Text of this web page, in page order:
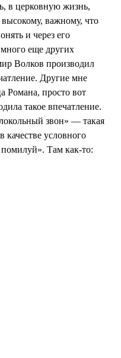
в церковную жизнь,
важному, что
и через его
еще других
Волков производил
Другие мне
Романа, просто вот
такое впечатление.
звон» — такая
качестве условного
помилуй». Там как-то: